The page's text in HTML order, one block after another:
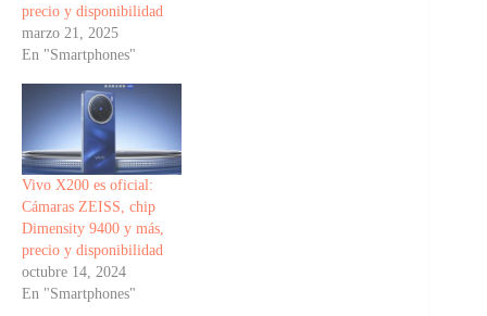
precio y disponibilidad
marzo 21, 2025
En "Smartphones"
Vivo X200 es oficial:
Cámaras ZEISS, chip
Dimensity 9400 y más,
precio y disponibilidad
octubre 14, 2024
En "Smartphones"